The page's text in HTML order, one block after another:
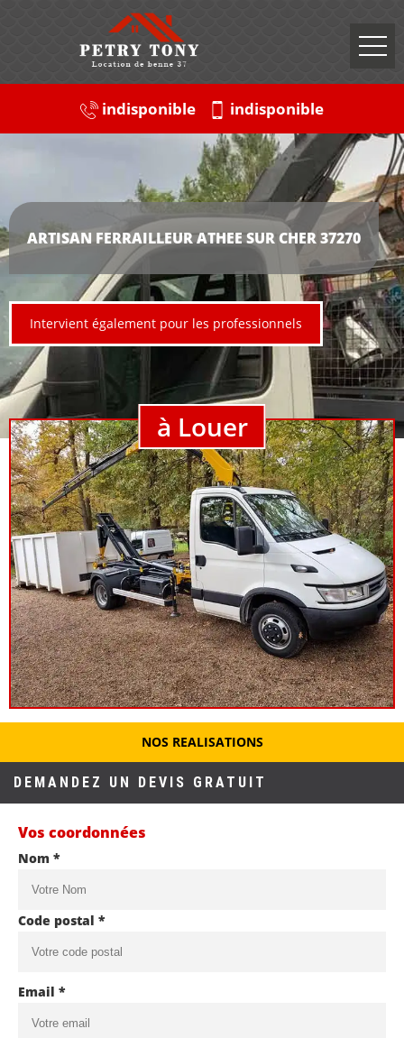
indisponible indisponible
ARTISAN FERRAILLEUR ATHEE SUR CHER 37270
Intervient également pour les professionnels
à Louer
NOS REALISATIONS
DEMANDEZ UN DEVIS GRATUIT
Vos coordonnées
Nom *
Code postal *
Email *